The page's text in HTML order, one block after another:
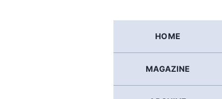
HOME
MAGAZINE